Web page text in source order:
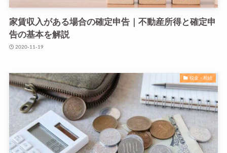
家賃収入がある場合の確定申告｜不動産所得と確定申
告の基本を解説
2020-11-19
税金・相続